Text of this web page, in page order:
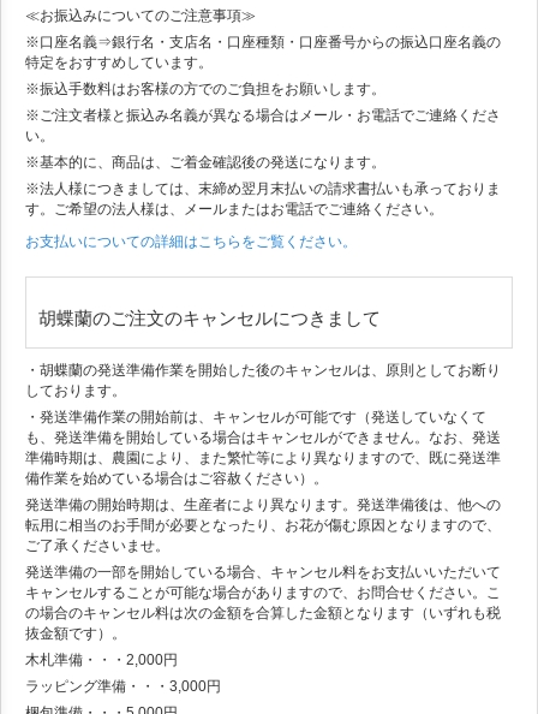
≪お振込みについてのご注意事項≫
※口座名義⇒銀行名・支店名・口座種類・口座番号からの振込口座名義の
特定をおすすめしています。
※振込手数料はお客様の方でのご負担をお願いします。
※ご注文者様と振込み名義が異なる場合はメール・お電話でご連絡くださ
い。
※基本的に、商品は、ご着金確認後の発送になります。
※法人様につきましては、末締め翌月末払いの請求書払いも承っておりま
す。ご希望の法人様は、メールまたはお電話でご連絡ください。
お支払いについての詳細はこちらをご覧ください。
胡蝶蘭のご注文のキャンセルにつきまして
・胡蝶蘭の発送準備作業を開始した後のキャンセルは、原則としてお断り
しております。
・発送準備作業の開始前は、キャンセルが可能です（発送していなくて
も、発送準備を開始している場合はキャンセルができません。なお、発送
準備時期は、農園により、また繁忙等により異なりますので、既に発送準
備作業を始めている場合はご容赦ください）。
発送準備の開始時期は、生産者により異なります。発送準備後は、他への
転用に相当のお手間が必要となったり、お花が傷む原因となりますので、
ご了承くださいませ。
発送準備の一部を開始している場合、キャンセル料をお支払いいただいて
キャンセルすることが可能な場合がありますので、お問合せください。こ
の場合のキャンセル料は次の金額を合算した金額となります（いずれも税
抜金額です）。
木札準備・・・2,000円
ラッピング準備・・・3,000円